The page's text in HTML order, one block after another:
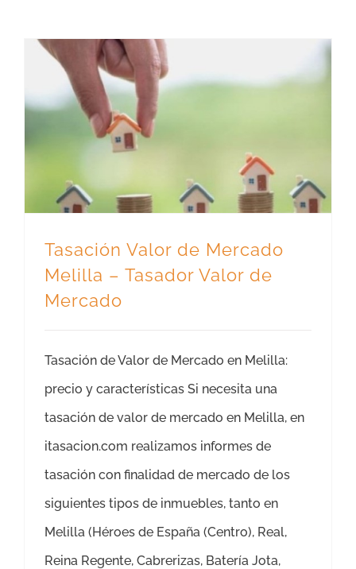
Tasación Valor de Mercado
Melilla – Tasador Valor de
Mercado
Tasación de Valor de Mercado en Melilla:
precio y características Si necesita una
tasación de valor de mercado en Melilla, en
itasacion.com realizamos informes de
tasación con finalidad de mercado de los
siguientes tipos de inmuebles, tanto en
Melilla (Héroes de España (Centro), Real,
Reina Regente, Cabrerizas, Batería Jota,